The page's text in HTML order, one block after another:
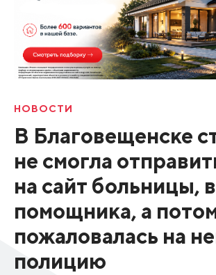
НОВОСТИ
В Благовещенске
не смогла
на сайт больницы,
помощника, а
пожаловалась на
полицию